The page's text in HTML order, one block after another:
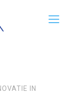
IN